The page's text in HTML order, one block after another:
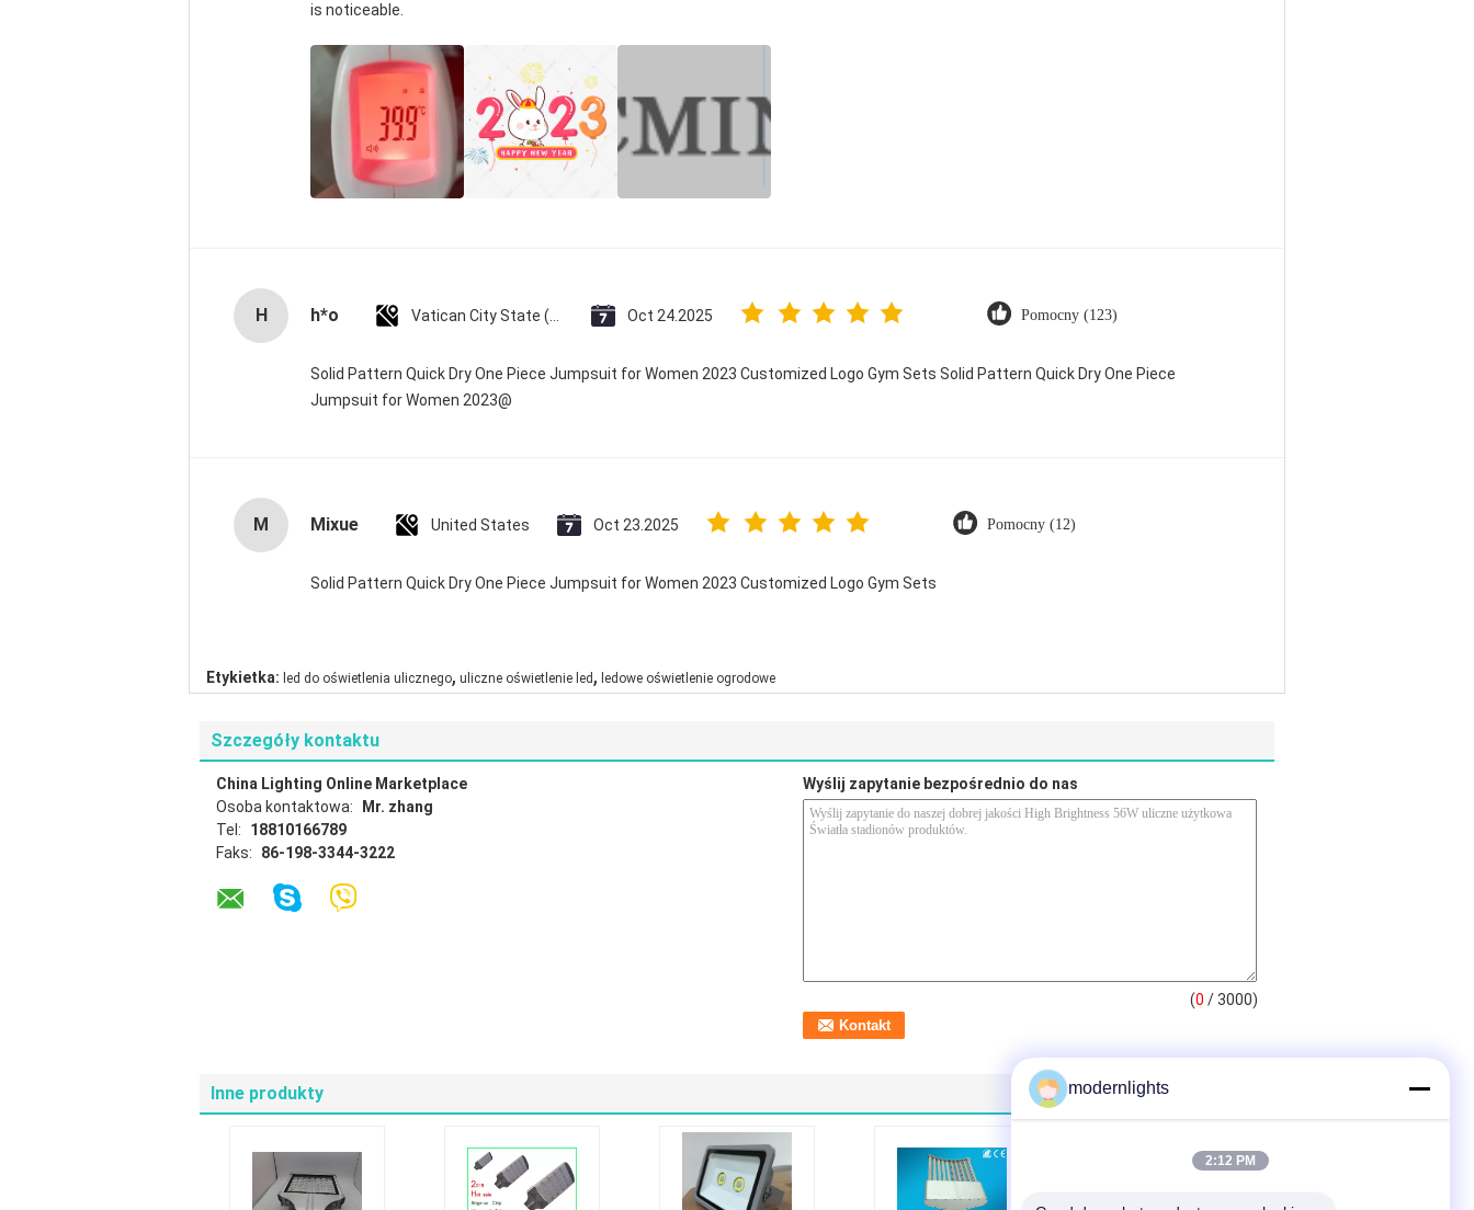
is noticeable.
H h*o Oct 24.2025 Pomocny (123)
Solid Pattern Quick Dry One Piece Jumpsuit for Women 2023 Customized Logo Gym Sets Solid Pattern Quick Dry One Piece
Jumpsuit for Women 2023@
M Mixue United States Oct 23.2025 Pomocny (12)
Solid Pattern Quick Dry One Piece Jumpsuit for Women 2023 Customized Logo Gym Sets
Etykietka: led do oświetlenia ulicznego, uliczne oświetlenie led , ledowe oświetlenie ogrodowe
Szczegóły kontaktu
China Lighting Online Marketplace
Osoba kontaktowa:
Mr. zhang
Tel:
18810166789
Faks:
86-198-3344-3222
Wyślij zapytanie bezpośrednio do nas
(0 / 3000)
Inne produkty modernlights
2:12 PM